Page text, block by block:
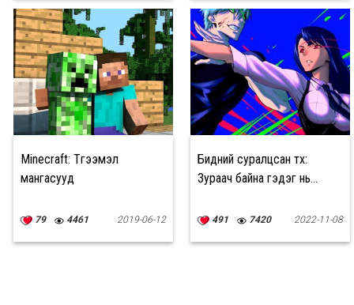
Minecraft: Түгээмэл
мангасууд
79 4461 2019-06-12
Бидний суралцсан түүх:
Зураач байна гэдэг нь...
491 7420 2022-11-08